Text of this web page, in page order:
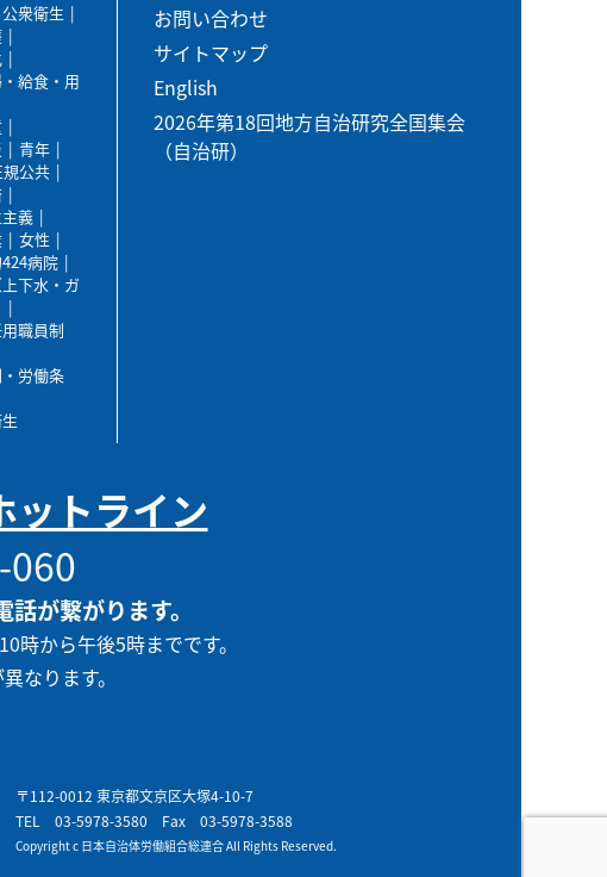
衆衛生
給食・用
青年
公共
義
女性
病院
下水・ガ
職員制
労働条
お問い合わせ
サイトマップ
English
2026年第18回地方自治研究全国集会
（自治研）
ットライン
が繋がります。
時から午後5時までです。
なります。
〒112-0012 東京都文京区大塚4-10-7
TEL 03-5978-3580 Fax 03-5978-3588
Copyright c 日本自治体労働組合総連合 All Rights Reserved.